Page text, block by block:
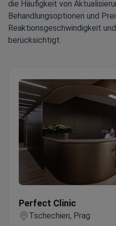
die Häufigkeit von
Behandlungsoptionen und
Reaktionsgeschwindigkeit
berücksichtigt.
Perfect Clinic
Tschechien, Prag